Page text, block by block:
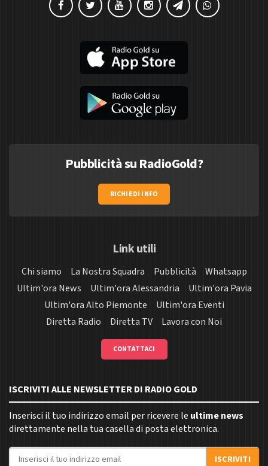
Pubblicità su RadioGold?
RICHIEDI INFO
Link utili
Chi siamo La Nostra Squadra Pubblicità
Whatsapp
Ultim'ora News
Ultim'ora Alessandria
Ultim'ora Pavia
Ultim'ora Alto Piemonte
Ultim'ora Eventi
Diretta Radio
Diretta TV Lavora con Noi
CONTATTACI
ISCRIVITI ALLE NEWSLETTER DI RADIO GOLD
Inserisci il tuo indirizzo email per ricevere le ultime news
direttamente nella tua casella di posta elettronica.
Indirizzo email
ISCRIVITI